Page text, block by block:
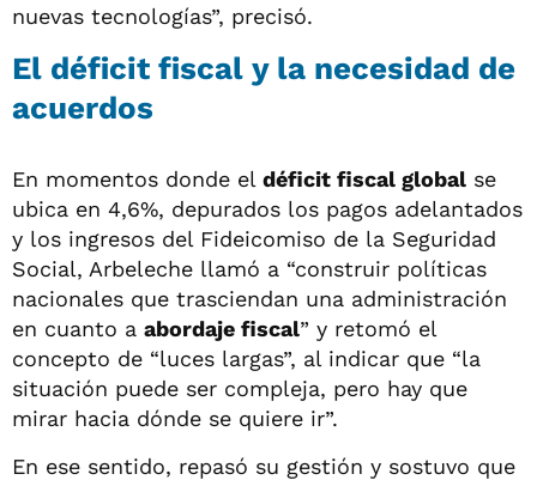
nuevas tecnologías”, precisó.
El déficit fiscal y la necesidad de
acuerdos
En momentos donde el déficit fiscal global se
ubica en 4,6%, depurados los pagos adelantados
y los ingresos del Fideicomiso de la Seguridad
Social, Arbeleche llamó a “construir políticas
nacionales que trasciendan una administración
en cuanto a abordaje fiscal” y retomó el
concepto de “luces largas”, al indicar que “la
situación puede ser compleja, pero hay que
mirar hacia dónde se quiere ir”.
En ese sentido, repasó su gestión y sostuvo que